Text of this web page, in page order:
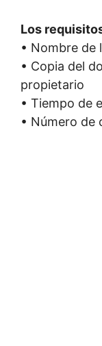
Los
• Nombre de
• Copia del
propietario
• Tiempo de
• Número de